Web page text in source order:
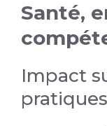
Santé,
Impact
pratiques